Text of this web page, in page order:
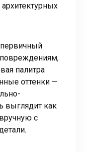
палитра
оттенки —
выглядит как
с